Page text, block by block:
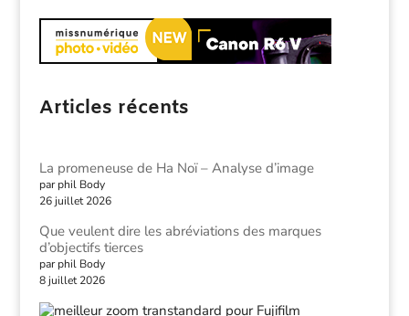
Articles récents
La promeneuse de Ha Noï – Analyse d’image
par phil Body
26 juillet 2026
Que veulent dire les abréviations des marques
d’objectifs tierces
par phil Body
8 juillet 2026